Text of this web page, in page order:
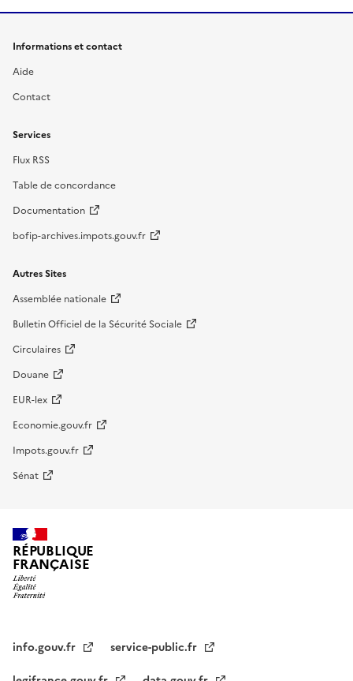
Informations et contact
Aide
Contact
Services
Flux RSS
Table de concordance
Documentation
bofip-archives.impots.gouv.fr
Autres Sites
Assemblée nationale
Bulletin Officiel de la Sécurité Sociale
Circulaires
Douane
EUR-lex
Economie.gouv.fr
Impots.gouv.fr
Sénat
RÉPUBLIQUE
FRANÇAISE
info.gouv.fr
service-public.fr